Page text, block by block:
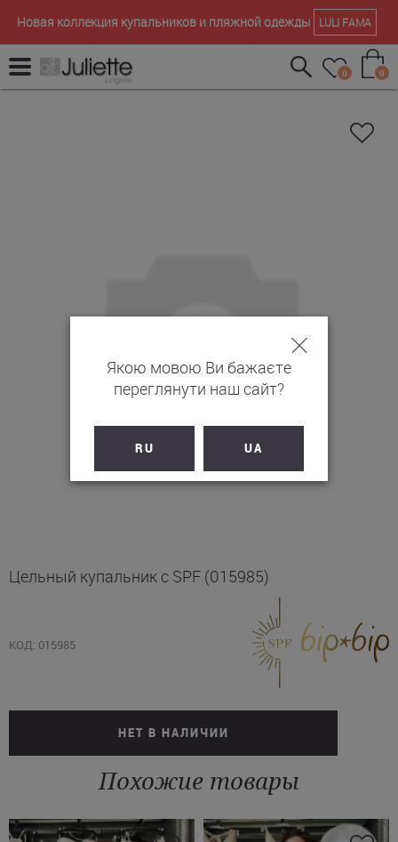
Новая коллекция купальников и пляжной одежды LULI FAMA
0 0
Цельный купальник с SPF (015985)
КОД: 015985
НЕТ В НАЛИЧИИ
Похожие товары
Якою мовою Ви бажаєте
переглянути наш сайт?
RU UA